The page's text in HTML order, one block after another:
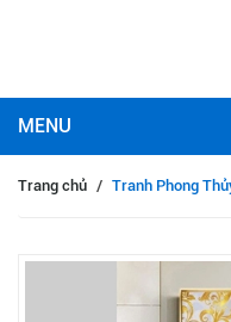
Trang chủ / Tranh Phong